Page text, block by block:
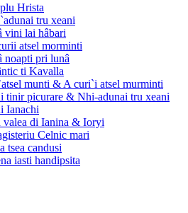
Hrista
tru xeani
vini lai hâbari
atsel morminti
pri lunâ
ti Kavalla
munti & A curi`i atsel murminti
picurare & Nhi-adunai tru xeani
Ianachi
di Ianina & Ioryi
Celnic mari
tsea candusi
iasti handipsita